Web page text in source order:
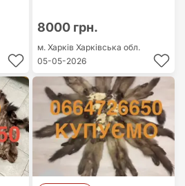
8000 грн.
м. Харків Харківська обл.
05-05-2026